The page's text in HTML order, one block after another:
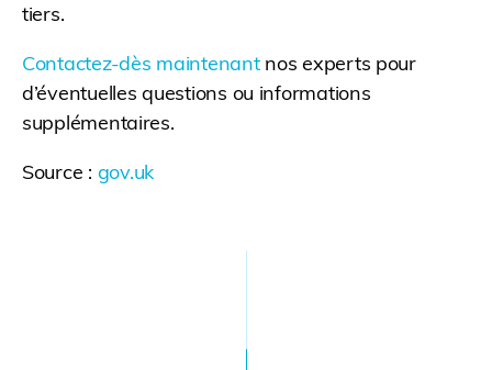
tiers.
Contactez-dès maintenantnos experts pour
d’éventuelles questions ou informations
supplémentaires.
Source : gov.uk